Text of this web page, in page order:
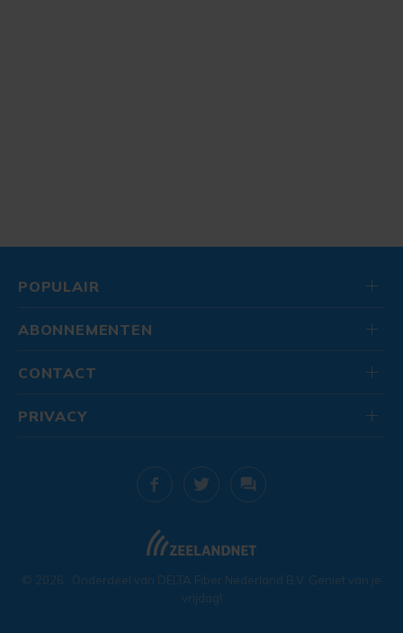
POPULAIR
ABONNEMENTEN
CONTACT
© 2026 . Onderdeel van DELTA Fiber Nederland B.V. Geniet van je
vrijdag!
PRIVACY